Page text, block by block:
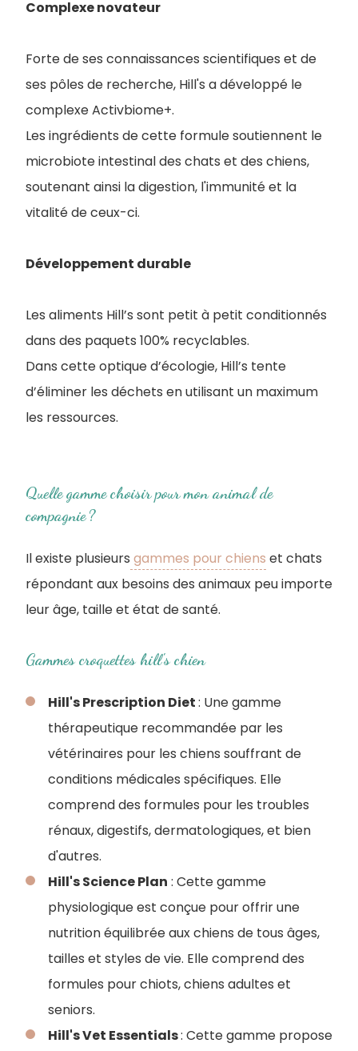
Complexe novateur
Forte de ses connaissances scientifiques et de
ses pôles de recherche, Hill's a développé le
complexe Activbiome+.
Les ingrédients de cette formule soutiennent le
microbiote intestinal des chats et des chiens,
soutenant ainsi la digestion, l'immunité et la
vitalité de ceux-ci.
Développement durable
Les aliments Hill’s sont petit à petit conditionnés
dans des paquets 100% recyclables.
Dans cette optique d’écologie, Hill’s tente
d’éliminer les déchets en utilisant un maximum
les ressources.
Quelle gamme choisir pour mon animal de
compagnie ?
Il existe plusieurs gammes pour chiens et chats
répondant aux besoins des animaux peu importe
leur âge, taille et état de santé.
Gammes croquettes hill's chien
Hill's Prescription Diet: Une gamme
thérapeutique recommandée par les
vétérinaires pour les chiens souffrant de
conditions médicales spécifiques. Elle
comprend des formules pour les troubles
rénaux, digestifs, dermatologiques, et bien
d'autres.
Hill's Science Plan : Cette gamme
physiologique est conçue pour offrir une
nutrition équilibrée aux chiens de tous âges,
tailles et styles de vie. Elle comprend des
formules pour chiots, chiens adultes et
seniors.
Hill's Vet Essentials: Cette gamme propose